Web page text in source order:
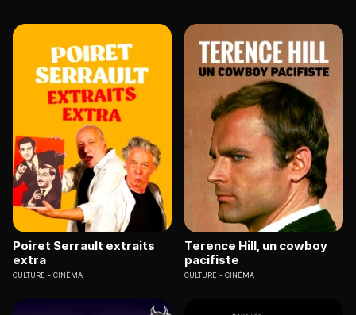
Poiret Serrault extraits
extra
CULTURE CINÉMA
Terence Hill, un cowboy
pacifiste
CULTURE CINÉMA